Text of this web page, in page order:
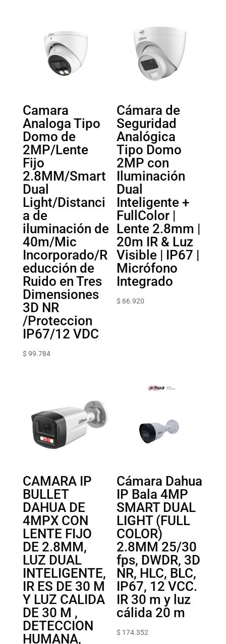
Camara
Analoga Tipo
Domo de
2MP/Lente
Fijo
2.8MM/Smart
Dual
Light/Distanci
a de
iluminación de
40m/Mic
Incorporado/R
educción de
Ruido en Tres
Dimensiones
3D NR
/Proteccion
IP67/12 VDC
$ 99.784
Cámara de
Seguridad
Analógica
Tipo Domo
2MP con
Iluminación
Dual
Inteligente +
FullColor |
Lente 2.8mm |
20m IR & Luz
Visible | IP67 |
Micrófono
Integrado
$ 66.920
CAMARA IP
BULLET
DAHUA DE
4MPX CON
LENTE FIJO
DE 2.8MM,
LUZ DUAL
INTELIGENTE,
IR ES DE 30 M
Y LUZ CALIDA
DE 30 M ,
DETECCION
HUMANA,
Cámara Dahua
IP Bala 4MP
SMART DUAL
LIGHT (FULL
COLOR)
2.8MM 25/30
fps, DWDR, 3D
NR, HLC, BLC,
IP67, 12 VCC.
IR 30 m y luz
cálida 20 m
$ 174.352